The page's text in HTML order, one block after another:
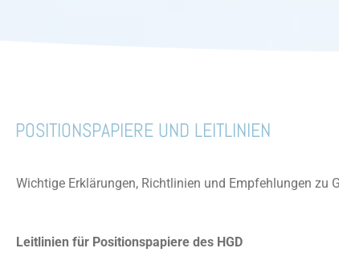
POSITIONSPAPIERE UND LEITLINIEN
Wichtige Erklärungen, Richtlinien und Empfehlungen zu
Leitlinien für Positionspapiere des HGD